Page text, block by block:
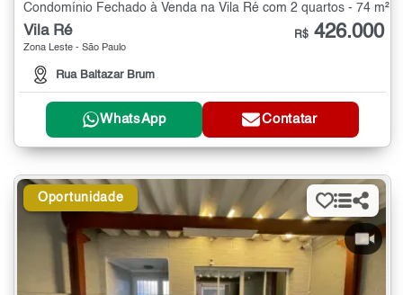
Condomínio Fechado à Venda na Vila Ré com 2 quartos - 74 m²
Vila Ré
Zona Leste - São Paulo
Rua Baltazar Brum
R$ 426.000
WhatsApp Contatar
Oportunidade